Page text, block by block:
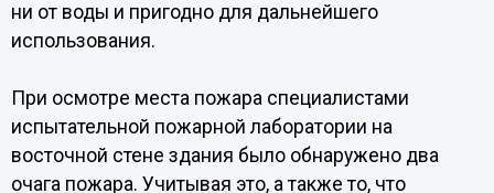
ни от воды и пригодно для дальнейшего
использования.
При осмотре места пожара специалистами
испытательной пожарной лаборатории на
восточной стене здания было обнаружено два
очага пожара. Учитывая это, а также то, что